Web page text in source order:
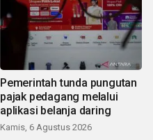
Pemerintah tunda pungutan
pajak pedagang melalui
aplikasi belanja daring
Kamis, 6 Agustus 2026